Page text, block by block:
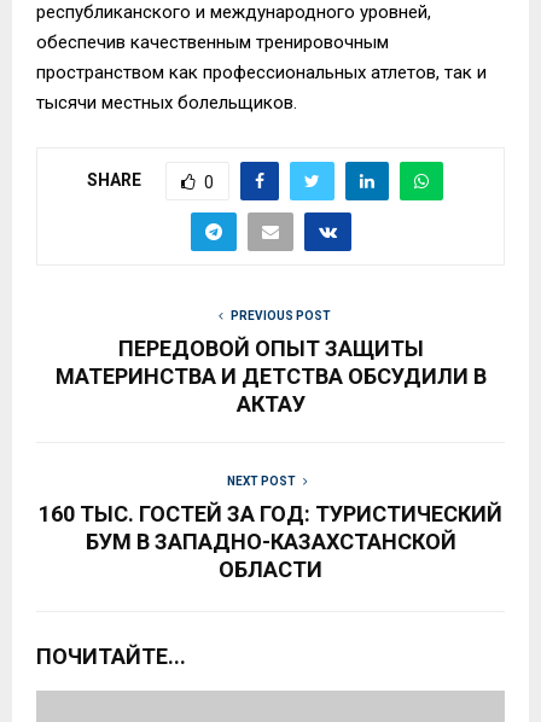
республиканского и международного уровней,
обеспечив качественным тренировочным
пространством как профессиональных атлетов, так и
тысячи местных болельщиков.
SHARE 0
PREVIOUS POST
ПЕРЕДОВОЙ ОПЫТ ЗАЩИТЫ
МАТЕРИНСТВА И ДЕТСТВА ОБСУДИЛИ В
АКТАУ
NEXT POST
160 ТЫС. ГОСТЕЙ ЗА ГОД: ТУРИСТИЧЕСКИЙ
БУМ В ЗАПАДНО-КАЗАХСТАНСКОЙ
ОБЛАСТИ
ПОЧИТАЙТЕ...